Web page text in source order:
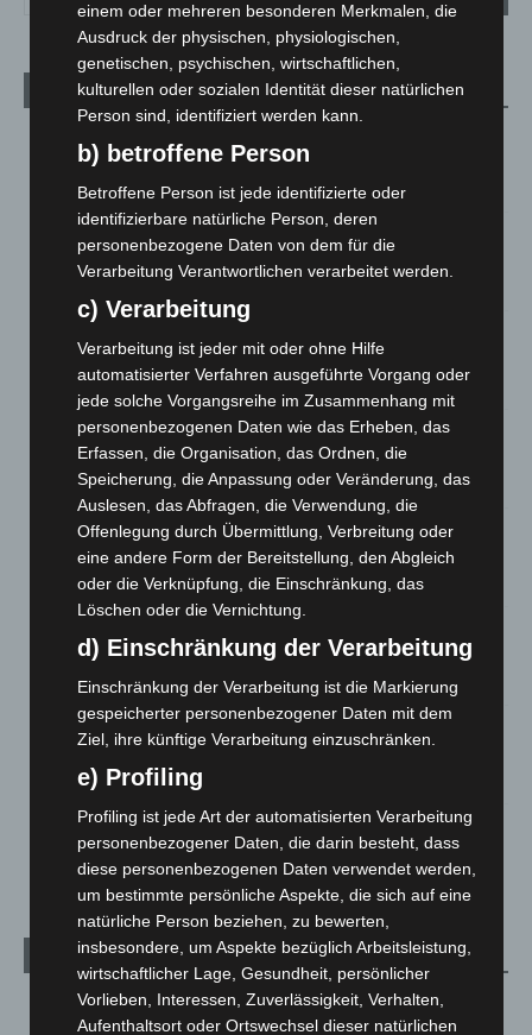
Aktuelle Beiträge
Werke im Jacques’ Wein-Depot Isernhagen
8. August 2026
und Bothfeld
Waldbrandeinsatz aus Spanien zurück
7. August 2026
Hannover: Erste Tigermücken-Population in Niedersachsen
entdeckt
7. August 2026
Brand im „Haus der Begegnung“ in Neuwarmbüchen schnell
eingedämmt
6. August 2026
Roten Kreuz
5. August 2026
Mann läuft mit Hockeyschläger über A7 – Polizei sucht
5. August 2026
Celle: Mensch stirbt bei Bagger-Unfall auf Baustelle
5. August 2026
Kategorien
Blaulicht
einem oder mehreren besonderen Merkmalen, die
Ausdruck der physischen, physiologischen,
genetischen, psychischen, wirtschaftlichen,
kulturellen oder sozialen Identität dieser natürlichen
Person sind, identifiziert werden kann.
b) betroffene Person
Betroffene Person ist jede identifizierte oder
identifizierbare natürliche Person, deren
personenbezogene Daten von dem für die
Verarbeitung Verantwortlichen verarbeitet werden.
c) Verarbeitung
Verarbeitung ist jeder mit oder ohne Hilfe
automatisierter Verfahren ausgeführte Vorgang oder
jede solche Vorgangsreihe im Zusammenhang mit
personenbezogenen Daten wie das Erheben, das
Erfassen, die Organisation, das Ordnen, die
Speicherung, die Anpassung oder Veränderung, das
Auslesen, das Abfragen, die Verwendung, die
Offenlegung durch Übermittlung, Verbreitung oder
eine andere Form der Bereitstellung, den Abgleich
oder die Verknüpfung, die Einschränkung, das
Löschen oder die Vernichtung.
d) Einschränkung der Verarbeitung
Einschränkung der Verarbeitung ist die Markierung
gespeicherter personenbezogener Daten mit dem
Ziel, ihre künftige Verarbeitung einzuschränken.
e) Profiling
Profiling ist jede Art der automatisierten Verarbeitung
personenbezogener Daten, die darin besteht, dass
diese personenbezogenen Daten verwendet werden,
um bestimmte persönliche Aspekte, die sich auf eine
natürliche Person beziehen, zu bewerten,
insbesondere, um Aspekte bezüglich Arbeitsleistung,
wirtschaftlicher Lage, Gesundheit, persönlicher
Vorlieben, Interessen, Zuverlässigkeit, Verhalten,
Aufenthaltsort oder Ortswechsel dieser natürlichen